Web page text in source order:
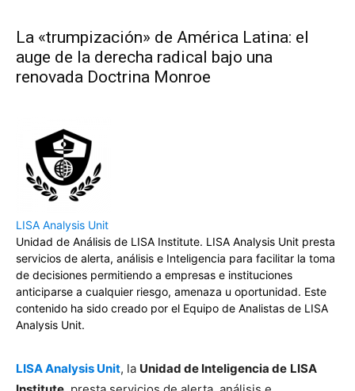
La «trumpización» de América Latina: el
auge de la derecha radical bajo una
renovada Doctrina Monroe
LISA Analysis Unit
Unidad de Análisis de LISA Institute. LISA Analysis Unit presta
servicios de alerta, análisis e Inteligencia para facilitar la toma
de decisiones permitiendo a empresas e instituciones
anticiparse a cualquier riesgo, amenaza u oportunidad. Este
contenido ha sido creado por el Equipo de Analistas de LISA
Analysis Unit.
LISA Analysis Unit, la Unidad de Inteligencia de LISA